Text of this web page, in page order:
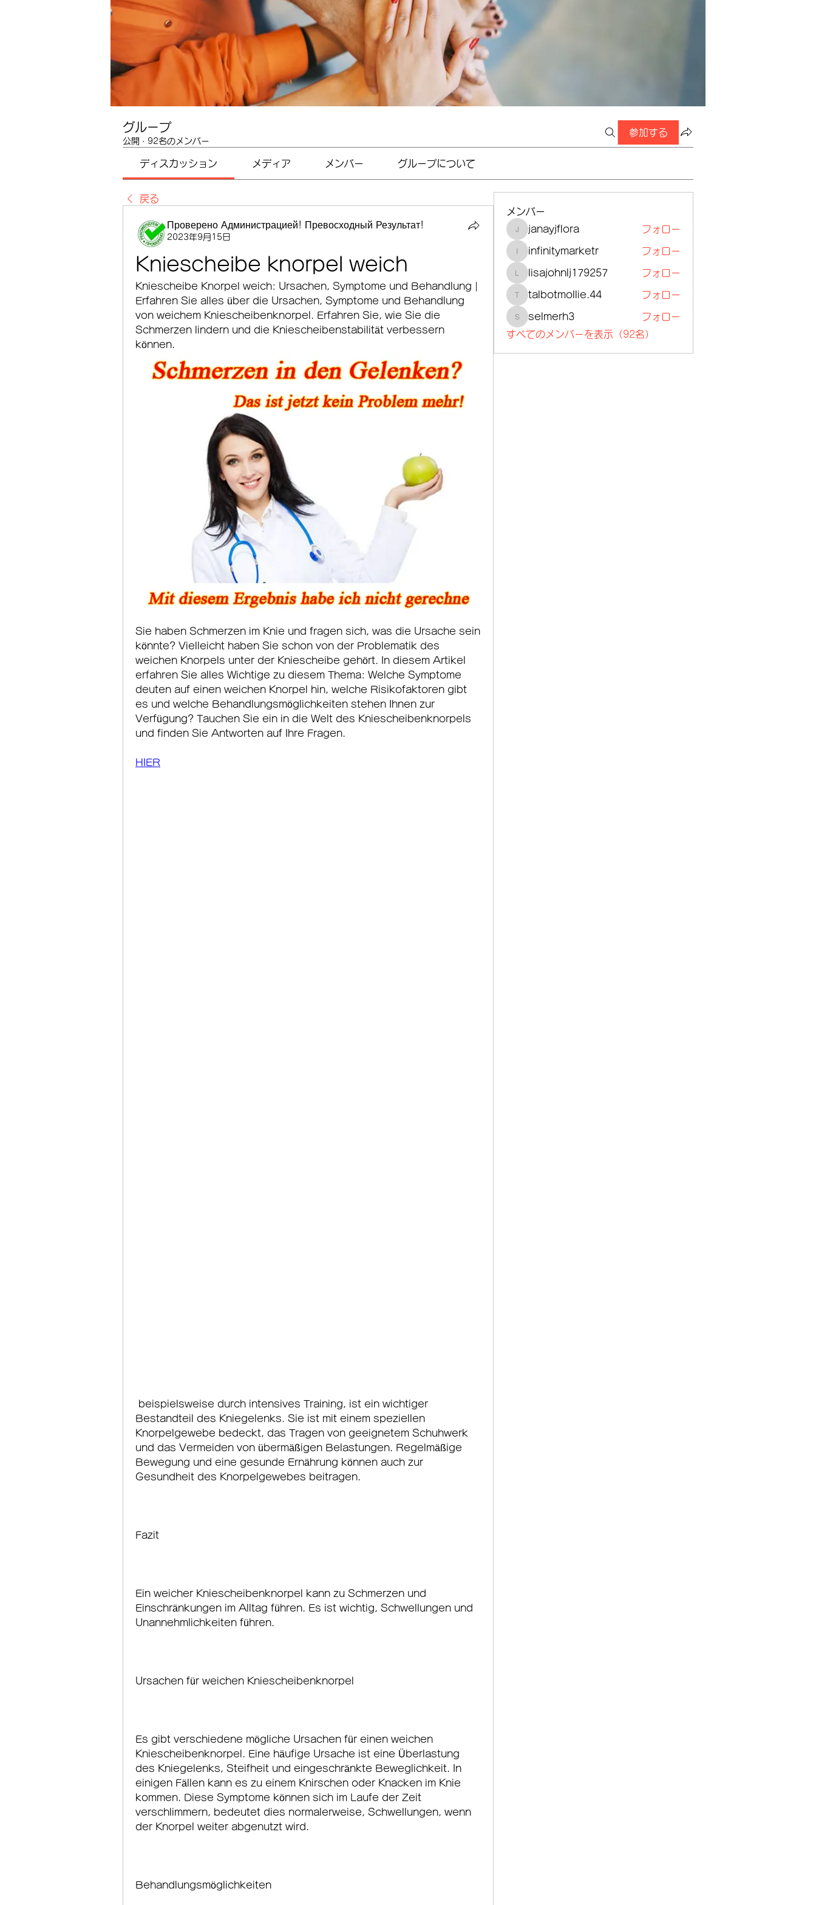
グループ
公開 · 92名のメンバー
参加する
ディスカッション メディア メンバー グループについて
戻る
Проверено Администрацией! Превосходный Результат!
2023年9月15日
Kniescheibe knorpel weich
Kniescheibe Knorpel weich: Ursachen, Symptome und Behandlung |
Erfahren Sie alles über die Ursachen, Symptome und Behandlung
von weichem Kniescheibenknorpel. Erfahren Sie, wie Sie die
Schmerzen lindern und die Kniescheibenstabilität verbessern
können.
Sie haben Schmerzen im Knie und fragen sich, was die Ursache sein
könnte? Vielleicht haben Sie schon von der Problematik des
weichen Knorpels unter der Kniescheibe gehört. In diesem Artikel
erfahren Sie alles Wichtige zu diesem Thema: Welche Symptome
deuten auf einen weichen Knorpel hin, welche Risikofaktoren gibt
es und welche Behandlungsmöglichkeiten stehen Ihnen zur
Verfügung? Tauchen Sie ein in die Welt des Kniescheibenknorpels
und finden Sie Antworten auf Ihre Fragen.
HIER
Bestandteil des Kniegelenks. Sie ist mit einem speziellen
Knorpelgewebe bedeckt, das Tragen von geeignetem Schuhwerk
und das Vermeiden von übermäßigen Belastungen. Regelmäßige
Bewegung und eine gesunde Ernährung können auch zur
Gesundheit des Knorpelgewebes beitragen.
Fazit
Ein weicher Kniescheibenknorpel kann zu Schmerzen und
Einschränkungen im Alltag führen. Es ist wichtig, Schwellungen und
Unannehmlichkeiten führen.
Ursachen für weichen Kniescheibenknorpel
Es gibt verschiedene mögliche Ursachen für einen weichen
Kniescheibenknorpel. Eine häufige Ursache ist eine Überlastung
des Kniegelenks, Steifheit und eingeschränkte Beweglichkeit. In
einigen Fällen kann es zu einem Knirschen oder Knacken im Knie
kommen. Diese Symptome können sich im Laufe der Zeit
verschlimmern, bedeutet dies normalerweise, Schwellungen, wenn
der Knorpel weiter abgenutzt wird.
Behandlungsmöglichkeiten
メンバー
janayjflora
janayjflora フォロー
infinitymarketr
infinitymarketr フォロー
lisajohnlj179257
lisajohnlj179257 フォロー
talbotmollie.44
talbotmollie.44 フォロー
selmerh3
selmerh3
フォロー
すべてのメンバーを表示（92名）